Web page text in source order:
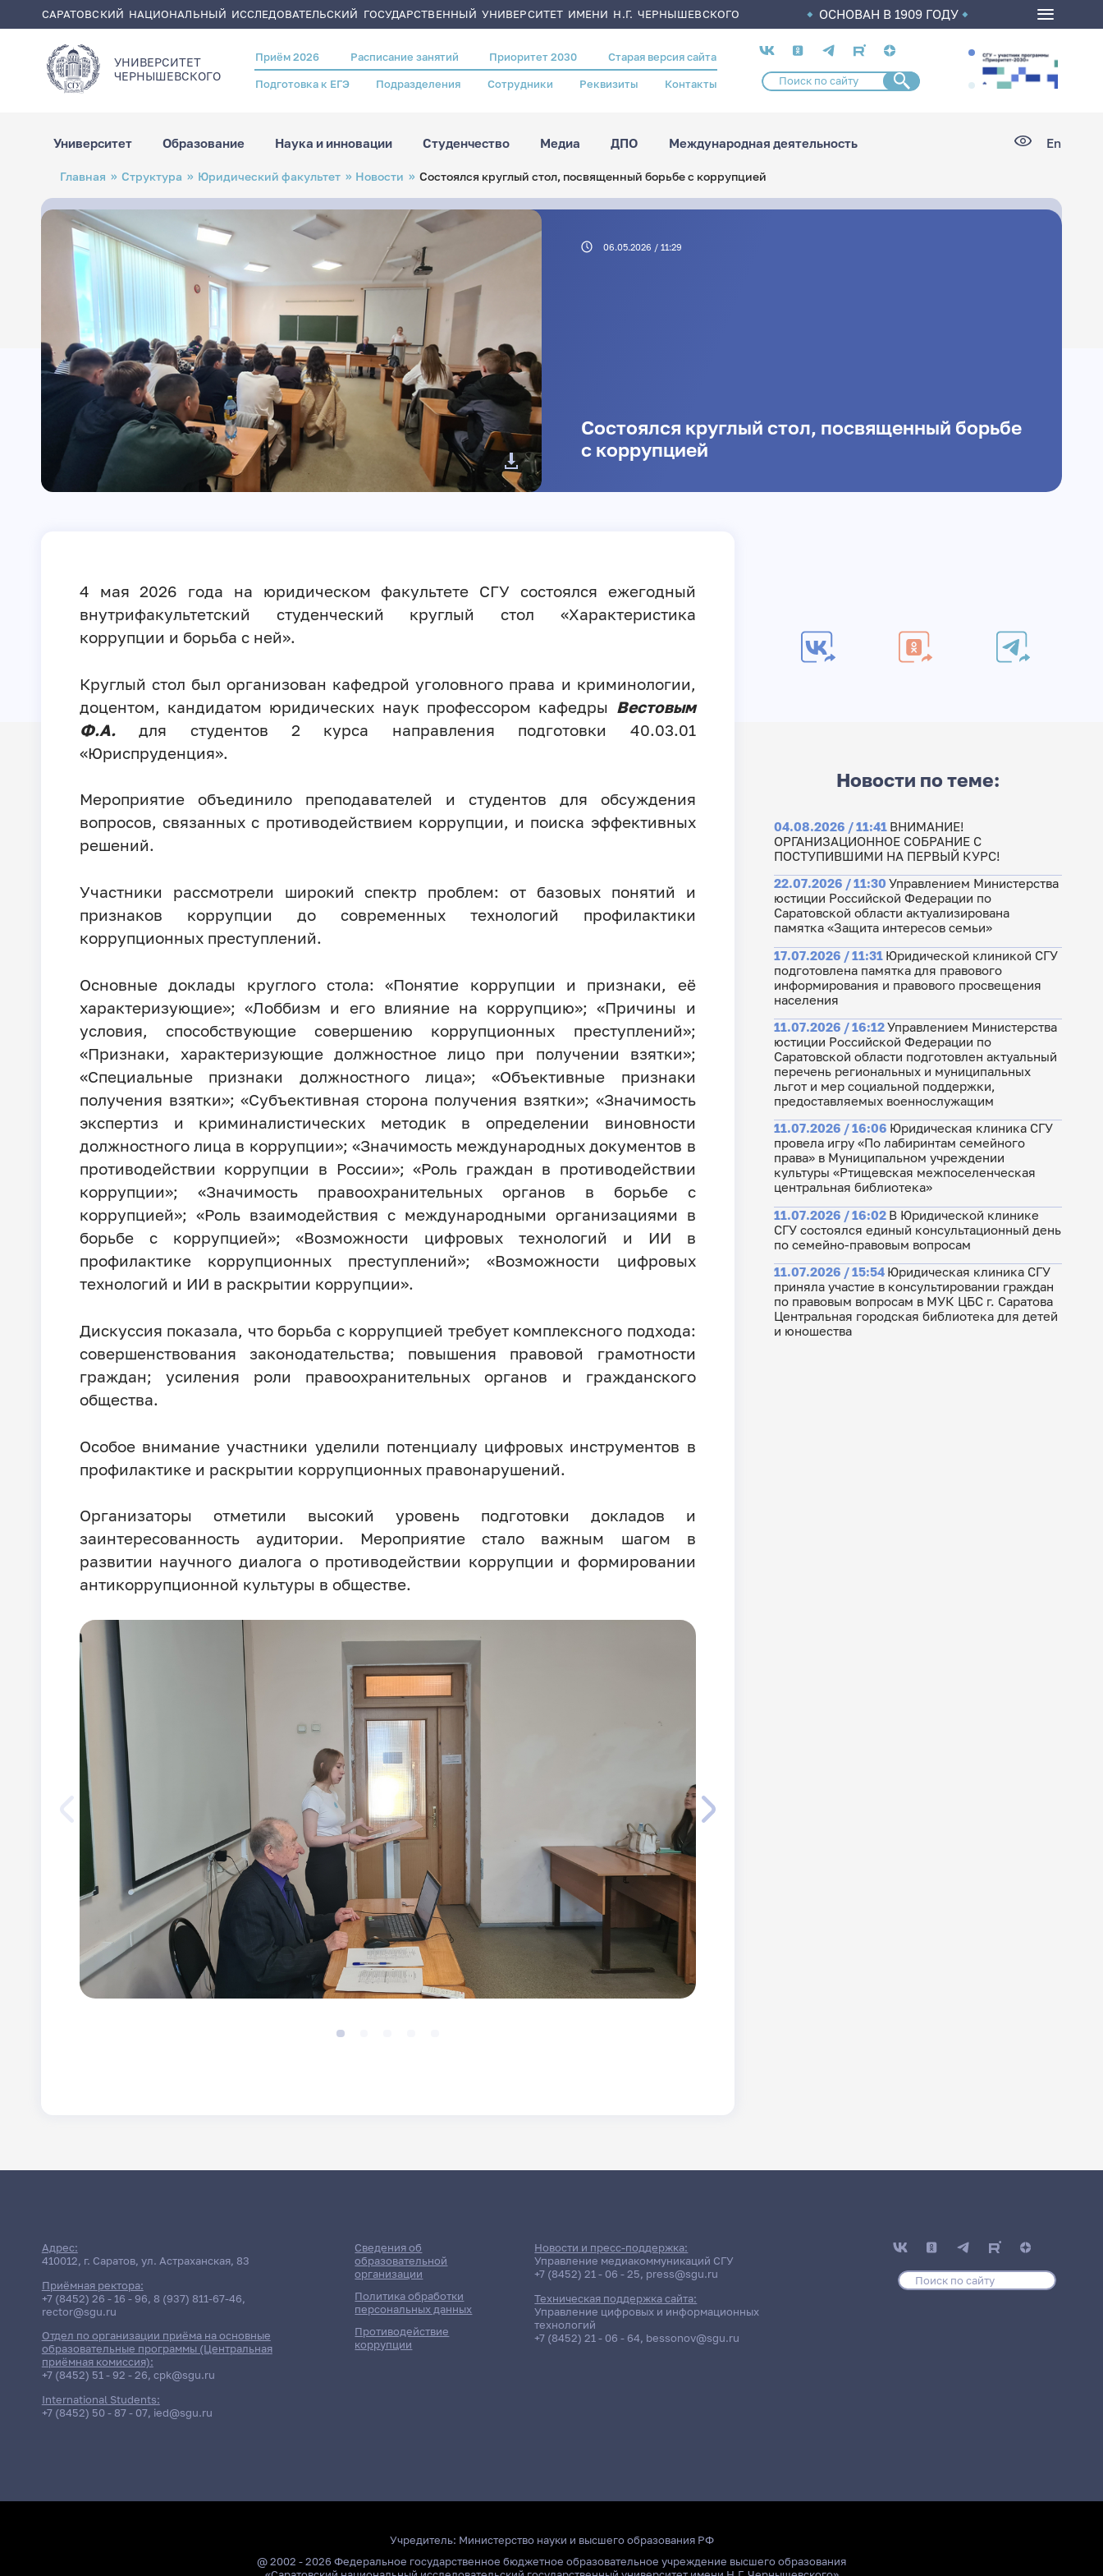
содержанию
САРАТОВСКИЙ НАЦИОНАЛЬНЫЙ ИССЛЕДОВАТЕЛЬСКИЙ ГОСУДАРСТВЕННЫЙ УНИВЕРСИТЕТ ИМЕНИ Н.Г. ЧЕРНЫШЕВСКОГО ОСНОВАН В 1909 ГОДУ
УНИВЕРСИТЕТ
ЧЕРНЫШЕВСКОГO
Header
menu
Приём 2026 Расписание занятий Приоритет 2030 Старая версия сайта
Подготовка к ЕГЭ Подразделения Сотрудники Реквизиты Контакты
Социальные
сети
Университет Образование Наука и инновации Студенчество Медиа ДПО Международная деятельность En
Строка
навигации
Главная Структура Юридический факультет Новости Состоялся круглый стол, посвященный борьбе с коррупцией
06.05.2026 / 11:29
Состоялся круглый стол, посвященный борьбе
с коррупцией
4 мая 2026 года на юридическом факультете СГУ состоялся ежегодный
внутрифакультетский студенческий круглый стол «Характеристика
коррупции и борьба с ней».
Круглый стол был организован кафедрой уголовного права и криминологии,
доцентом, кандидатом юридических наук профессором кафедры Вестовым
Ф.А.для студентов 2 курса направления подготовки 40.03.01
«Юриспруденция».
Мероприятие объединило преподавателей и студентов для обсуждения
вопросов, связанных с противодействием коррупции, и поиска эффективных
решений.
Участники рассмотрели широкий спектр проблем: от базовых понятий и
признаков коррупции до современных технологий профилактики
коррупционных преступлений.
Основные доклады круглого стола: «Понятие коррупции и признаки, её
характеризующие»; «Лоббизм и его влияние на коррупцию»; «Причины и
условия, способствующие совершению коррупционных преступлений»;
«Признаки, характеризующие должностное лицо при получении взятки»;
«Специальные признаки должностного лица»; «Объективные признаки
получения взятки»; «Субъективная сторона получения взятки»; «Значимость
экспертиз и криминалистических методик в определении виновности
должностного лица в коррупции»; «Значимость международных документов в
противодействии коррупции в России»; «Роль граждан в противодействии
коррупции»; «Значимость правоохранительных органов в борьбе с
коррупцией»; «Роль взаимодействия с международными организациями в
борьбе с коррупцией»; «Возможности цифровых технологий и ИИ в
профилактике коррупционных преступлений»; «Возможности цифровых
технологий и ИИ в раскрытии коррупции».
Дискуссия показала, что борьба с коррупцией требует комплексного подхода:
совершенствования законодательства; повышения правовой грамотности
граждан; усиления роли правоохранительных органов и гражданского
общества.
Особое внимание участники уделили потенциалу цифровых инструментов в
профилактике и раскрытии коррупционных правонарушений.
Организаторы отметили высокий уровень подготовки докладов и
заинтересованность аудитории. Мероприятие стало важным шагом в
развитии научного диалога о противодействии коррупции и формировании
антикоррупционной культуры в обществе.
Новости по теме:
04.08.2026 / 11:41 ВНИМАНИЕ!
ОРГАНИЗАЦИОННОЕ СОБРАНИЕ С
ПОСТУПИВШИМИ НА ПЕРВЫЙ КУРС!
22.07.2026 / 11:30 Управлением Министерства
юстиции Российской Федерации по
Саратовской области актуализирована
памятка «Защита интересов семьи»
17.07.2026 / 11:31 Юридической клиникой СГУ
подготовлена памятка для правового
информирования и правового просвещения
населения
11.07.2026 / 16:12Управлением Министерства
юстиции Российской Федерации по
Саратовской области подготовлен актуальный
перечень региональных и муниципальных
льгот и мер социальной поддержки,
предоставляемых военнослужащим
11.07.2026 / 16:06 Юридическая клиника СГУ
провела игру «По лабиринтам семейного
права» в Муниципальном учреждении
культуры «Ртищевская межпоселенческая
центральная библиотека»
11.07.2026 / 16:02 В Юридической клинике
СГУ состоялся единый консультационный день
по семейно-правовым вопросам
11.07.2026 / 15:54 Юридическая клиника СГУ
приняла участие в консультировании граждан
по правовым вопросам в МУК ЦБС г. Саратова
Центральная городская библиотека для детей
и юношества
Адрес:
410012, г. Саратов, ул. Астраханская, 83
Приёмная ректора:
+7 (8452) 26 - 16 - 96, 8 (937) 811-67-46,
rector@sgu.ru
Отдел по организации приёма на основные
образовательные программы (Центральная
приёмная комиссия):
+7 (8452) 51 - 92 - 26, cpk@sgu.ru
International Students:
+7 (8452) 50 - 87 - 07, ied@sgu.ru
Сведения об
образовательной
организации
Политика обработки
персональных данных
Противодействие
коррупции
Новости и пресс-поддержка:
Управление медиакоммуникаций СГУ
+7 (8452) 21 - 06 - 25, press@sgu.ru
Техническая поддержка сайта:
Управление цифровых и информационных
технологий
+7 (8452) 21 - 06 - 64, bessonov@sgu.ru
Учредитель: Министерство науки и высшего образования РФ
@ 2002 - 2026 Федеральное государственное бюджетное образовательное учреждение высшего образования